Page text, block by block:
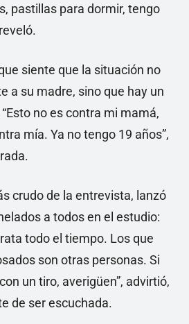
pastillas para dormir, tengo
siente que la situación no
a su madre, sino que hay un
no es contra mi mamá,
mía. Ya no tengo 19 años”,
crudo de la entrevista, lanzó
a todos en el estudio:
todo el tiempo. Los que
son otras personas. Si
un tiro, averigüen”, advirtió,
de ser escuchada.